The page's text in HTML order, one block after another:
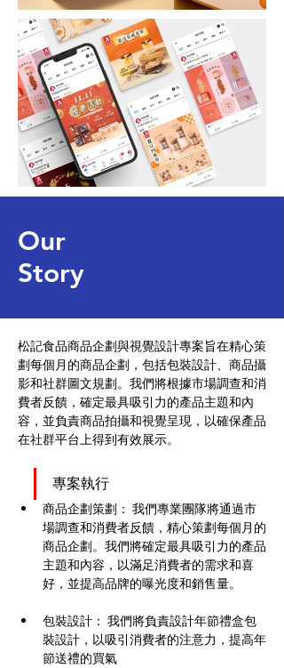
Our
Story
松記食品商品企劃與視覺設計專案旨在精心策
劃每個月的商品企劃，包括包裝設計、商品攝
影和社群圖文規劃。我們將根據市場調查和消
費者反饋，確定最具吸引力的產品主題和內
容，並負責商品拍攝和視覺呈現，以確保產品
在社群平台上得到有效展示。
專案執行
商品企劃策劃： 我們專業團隊將通過市
場調查和消費者反饋，精心策劃每個月的
商品企劃。我們將確定最具吸引力的產品
主題和內容，以滿足消費者的需求和喜
好，並提高品牌的曝光度和銷售量。
包裝設計： 我們將負責設計年節禮盒包
裝設計，以吸引消費者的注意力，提高年
節送禮的買氣